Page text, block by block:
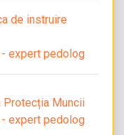
de instruire
expert pedolog
Protecția Muncii
expert pedolog